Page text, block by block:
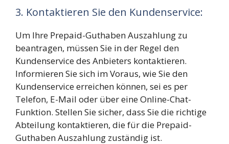
3. Kontaktieren Sie den Kundenservice:
Um Ihre Prepaid-Guthaben Auszahlung zu
beantragen, müssen Sie in der Regel den
Kundenservice des Anbieters kontaktieren.
Informieren Sie sich im Voraus, wie Sie den
Kundenservice erreichen können, sei es per
Telefon, E-Mail oder über eine Online-Chat-
Funktion. Stellen Sie sicher, dass Sie die richtige
Abteilung kontaktieren, die für die Prepaid-
Guthaben Auszahlung zuständig ist.